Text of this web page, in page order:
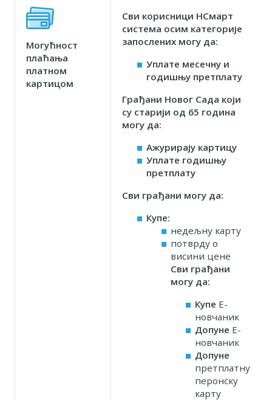
Могућност
плаћања
платном
картицом
Сви корисници НСмарт
система осим категорије
запослених могу да:
Уплате месечну и
годишњу претплату
Грађани Новог Сада који
су старији од 65 година
могу да:
Ажурирају картицу
Уплате годишњу
претплату
Сви грађани могу да:
Купе:
недељну карту
потврду о
висини цене
Сви грађани
могу да:
Купе Е-
новчаник
Допуне Е-
новчаник
Допуне
претплатну
перонску
карту